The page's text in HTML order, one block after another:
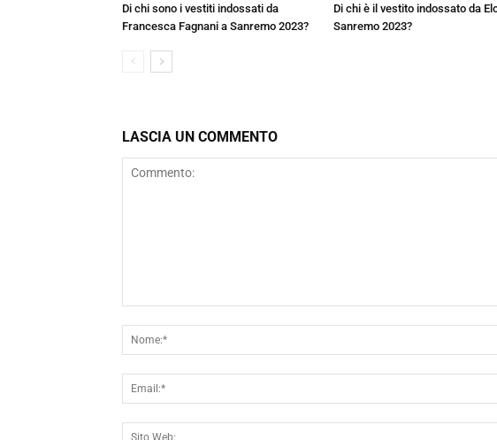
Di chi sono i vestiti indossati da
Francesca Fagnani a Sanremo 2023?
Di chi è il vestito indossato da
Sanremo 2023?
LASCIA UN COMMENTO